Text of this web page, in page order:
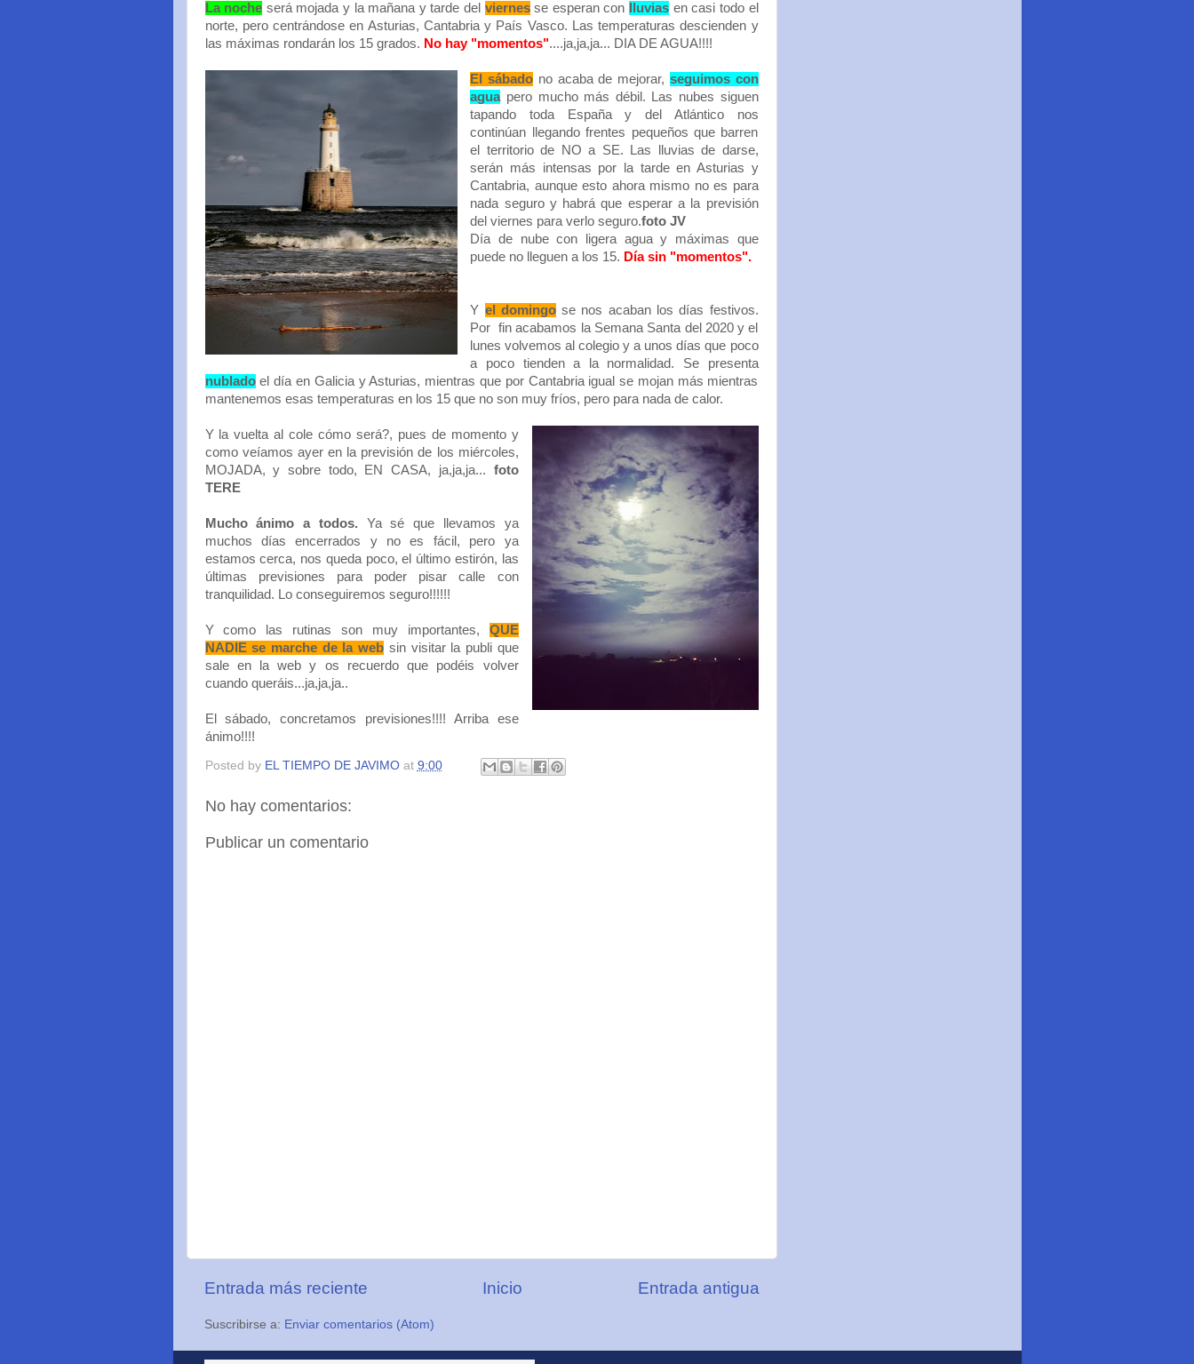
La noche será mojada y la mañana y tarde del viernesse esperan con lluvias en casi todo el
norte, pero centrándose en Asturias, Cantabria y País Vasco. Las temperaturas descienden y
las máximas rondarán los 15 grados. No hay "momentos"....ja,ja,ja... DIA DE AGUA!!!!
El sábado no acaba de mejorar, seguimos con
agua pero mucho más débil. Las nubes siguen
tapando toda España y del Atlántico nos
continúan llegando frentes pequeños que barren
el territorio de NO a SE. Las lluvias de darse,
serán más intensas por la tarde en Asturias y
Cantabria, aunque esto ahora mismo no es para
nada seguro y habrá que esperar a la previsión
del viernes para verlo seguro.foto JV
Día de nube con ligera agua y máximas que
puede no lleguen a los 15. Día sin "momentos".
Y el domingose nos acaban los días festivos.
Por fin acabamos la Semana Santa del 2020 y el
lunes volvemos al colegio y a unos días que poco
a poco tienden a la normalidad. Se presenta
nubladoel día en Galicia y Asturias, mientras que por Cantabria igual se mojan más mientras
mantenemos esas temperaturas en los 15 que no son muy fríos, pero para nada de calor.
Y la vuelta al cole cómo será?, pues de momento y
como veíamos ayer en la previsión de los miércoles,
MOJADA, y sobre todo, EN CASA, ja,ja,ja... foto
TERE
Mucho ánimo a todos. Ya sé que llevamos ya
muchos días encerrados y no es fácil, pero ya
estamos cerca, nos queda poco, el último estirón, las
últimas previsiones para poder pisar calle con
tranquilidad. Lo conseguiremos seguro!!!!!!
Y como las rutinas son muy importantes, QUE
NADIE se marche de la web sin visitar la publi que
sale en la web y os recuerdo que podéis volver
cuando queráis...ja,ja,ja..
El sábado, concretamos previsiones!!!! Arriba ese
ánimo!!!!
Posted by EL TIEMPO DE JAVIMO at 9:00
No hay comentarios:
Publicar un comentario
Entrada más reciente Entrada antigua
Inicio
Suscribirse a: Enviar comentarios (Atom)